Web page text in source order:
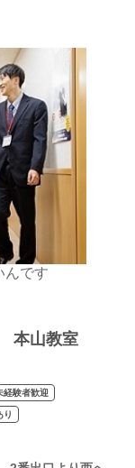
んです
本山教室
経験者歓迎
り